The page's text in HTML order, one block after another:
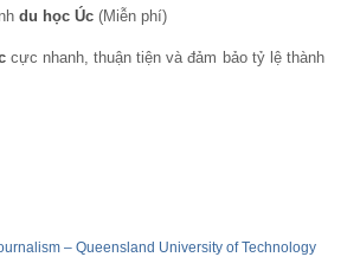
du học Úc (Miễn phí)
cực nhanh, thuận tiện và đảm bảo tỷ lệ thành
– Queensland University of Technology